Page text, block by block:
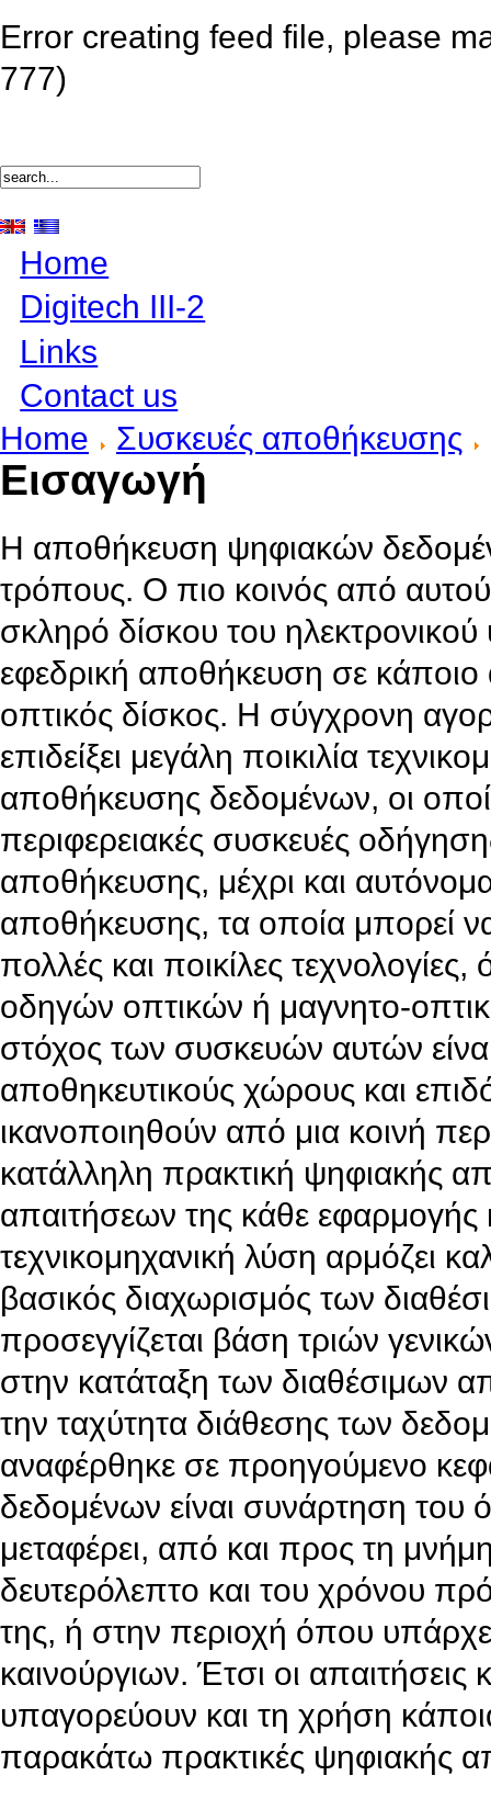
Error creating feed file, please
777)
Home
Digitech III-2
Links
Contact us
Home
Συσκευές αποθήκευσης
Εισαγωγή
Η αποθήκευση ψηφιακών
τρόπους. Ο πιο κοινός από
σκληρό δίσκου του ηλεκτρονικού
εφεδρική αποθήκευση σε
οπτικός δίσκος. Η σύγχρονη
επιδείξει μεγάλη ποικιλία
αποθήκευσης δεδομένων, οι
περιφερειακές συσκευές
αποθήκευσης, μέχρι και
αποθήκευσης, τα οποία μπορεί
πολλές και ποικίλες
οδηγών οπτικών ή μαγνητο-
στόχος των συσκευών αυτών
αποθηκευτικούς χώρους και
ικανοποιηθούν από μια κοινή
κατάλληλη πρακτική ψηφιακής
απαιτήσεων της κάθε εφαρμογής
τεχνικομηχανική λύση αρμόζει
βασικός διαχωρισμός των
προσεγγίζεται βάση τριών
στην κατάταξη των διαθέσιμων
την ταχύτητα διάθεσης των
αναφέρθηκε σε προηγούμενο
δεδομένων είναι συνάρτηση
μεταφέρει, από και προς τη
δευτερόλεπτο και του χρόνου
της, ή στην περιοχή όπου
καινούργιων. Έτσι οι απαιτήσεις
υπαγορεύουν και τη χρήση
παρακάτω πρακτικές ψηφιακής